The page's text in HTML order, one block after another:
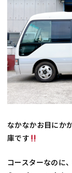
なかなかお目にか
庫です
コースターなのに